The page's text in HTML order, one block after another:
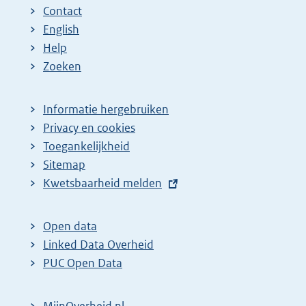
Contact
English
Help
Zoeken
Informatie hergebruiken
Privacy en cookies
Toegankelijkheid
Sitemap
E
t
e
r
Kwetsbaarheid melden
Open data
Linked Data Overheid
PUC Open Data